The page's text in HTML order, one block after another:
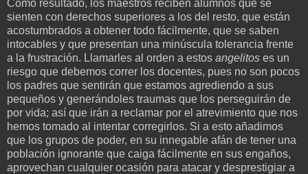
Como resultado, los maestros reciben alumnos que se
sienten con derechos superiores a los del resto, que están
acostumbrados a obtener todo fácilmente, que se saben
intocables y que presentan una minúscula tolerancia frente
a la frustración. Llamarles al orden a estos angelitos es un
riesgo que debemos correr los docentes, pues no son pocos
los padres que sentirán que estamos agrediendo a sus
pequeños y generándoles traumas que los perseguirán de
por vida; así que irán a reclamar por el atrevimiento que nos
hemos tomado al intentar corregirlos. Si a esto añadimos
que los grupos de poder, en su innegable afán de tener una
población ignorante que caiga fácilmente en sus engaños,
aprovechan cualquier ocasión para atacar y desprestigiar a